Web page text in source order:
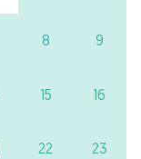
8 9
15 16
22 23